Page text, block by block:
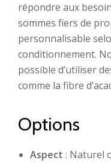
répondre aux
sommes fiers de
personnalisable
conditionnement.
possible d’utiliser
comme la fibre
Options
Aspect : Naturel